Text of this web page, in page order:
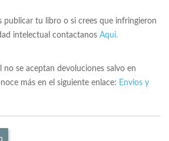
publicar tu libro o si crees que infringieron
intelectual contactanos Aqui.
no se aceptan devoluciones salvo en
más en el siguiente enlace: Envios y